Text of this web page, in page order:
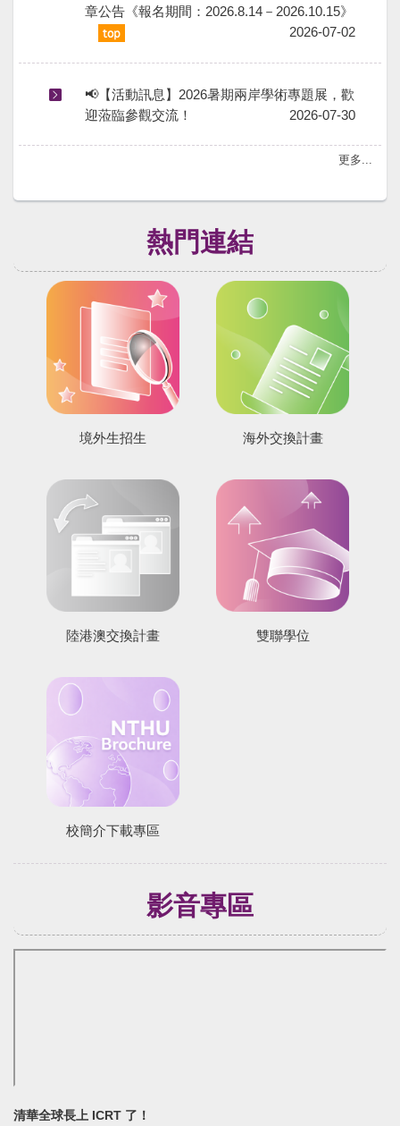
章公告《報名期間：2026.8.14－2026.10.15》
2026-07-02
📢【活動訊息】2026暑期兩岸學術專題展，歡
迎蒞臨參觀交流！
2026-07-30
更多...
熱門連結
境外生招生 海外交換計畫
陸港澳交換計畫 雙聯學位
校簡介下載專區
影音專區
清華全球長上 ICRT 了！